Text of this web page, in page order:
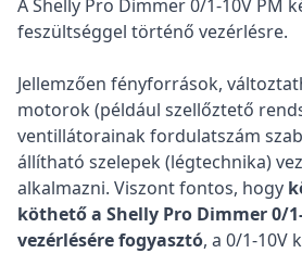
A Shelly Pro Dimmer 0/1-10V PM
feszültséggel történő vezérlésre.
Jellemzően fényforrások,
motorok (például szellőztető
ventillátorainak fordulatszám
állítható szelepek (légtechnika)
alkalmazni. Viszont fontos, hogy
köthető a Shelly Pro Dimmer 0/1-
vezérlésérefogyasztó, a 0/1-10V